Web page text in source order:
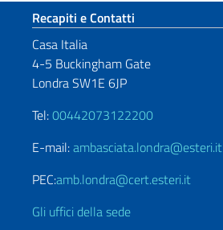
Sezione footer
Recapiti e Contatti
Casa Italia
4-5 Buckingham Gate
Londra SW1E 6JP
Tel:00442073122200
E-mail:ambasciata.londra@esteri.it
PEC:amb.londra@cert.esteri.it
Gli uffici della sede